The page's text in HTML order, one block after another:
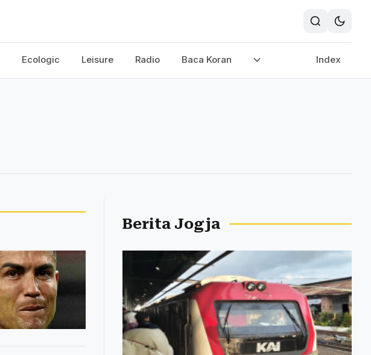
Ecologic Leisure Radio Baca Koran Index
Berita Jogja